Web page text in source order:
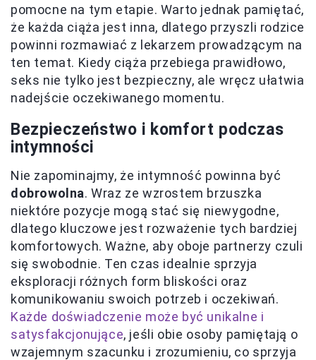
pomocne na tym etapie. Warto jednak pamiętać,
że każda ciąża jest inna, dlatego przyszli rodzice
powinni rozmawiać z lekarzem prowadzącym na
ten temat. Kiedy ciąża przebiega prawidłowo,
seks nie tylko jest bezpieczny, ale wręcz ułatwia
nadejście oczekiwanego momentu.
Bezpieczeństwo i komfort podczas
intymności
Nie zapominajmy, że intymność powinna być
dobrowolna. Wraz ze wzrostem brzuszka
niektóre pozycje mogą stać się niewygodne,
dlatego kluczowe jest rozważenie tych bardziej
komfortowych. Ważne, aby oboje partnerzy czuli
się swobodnie. Ten czas idealnie sprzyja
eksploracji różnych form bliskości oraz
komunikowaniu swoich potrzeb i oczekiwań.
Każde doświadczenie może być unikalne i
satysfakcjonujące, jeśli obie osoby pamiętają o
wzajemnym szacunku i zrozumieniu, co sprzyja